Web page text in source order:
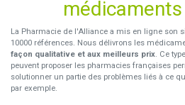
La Pharmacie de l'Alliance a mis en ligne son
10000 références. Nous délivrons les
façon qualitative et aux meilleurs prix. Ce
peuvent proposer les pharmacies françaises
solutionner un partie des problèmes liés à ce
par exemple.